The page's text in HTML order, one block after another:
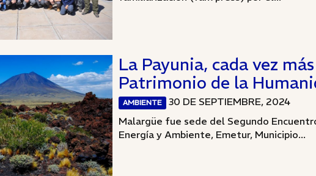
La Payunia, cada vez
Patrimonio de la
AMBIENTE
30 DE SEPTIEMBRE, 2024
Malargüe fue sede del Segundo
Energía y Ambiente, Emetur, Municipio...